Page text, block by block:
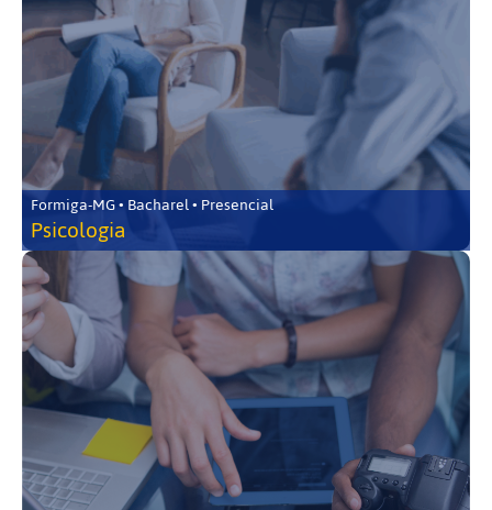
Formiga-MG • Bacharel • Presencial
Psicologia